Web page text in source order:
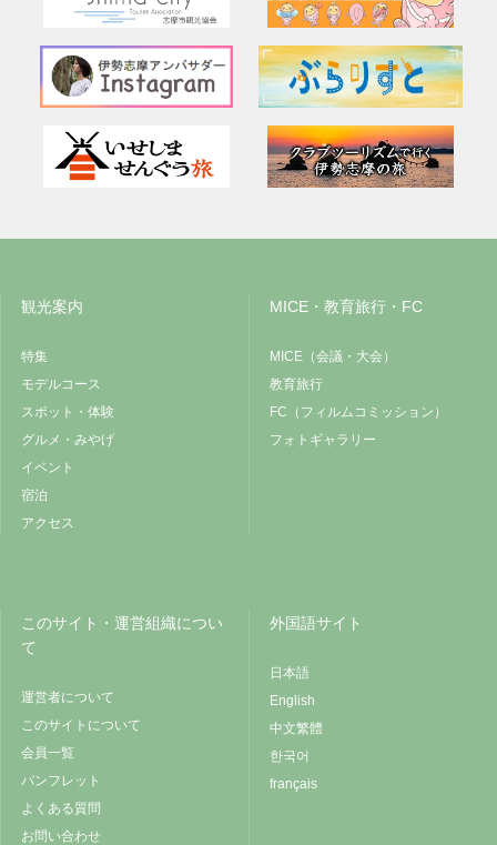
観光案内
特集
モデルコース
スポット・体験
グルメ・みやげ
イベント
宿泊
アクセス
MICE・教育旅行・FC
MICE（会議・大会）
教育旅行
FC（フィルムコミッション）
フォトギャラリー
このサイト・運営組織につい
て
運営者について
このサイトについて
会員一覧
パンフレット
よくある質問
お問い合わせ
外国語サイト
日本語
English
中文繁體
한국어
français